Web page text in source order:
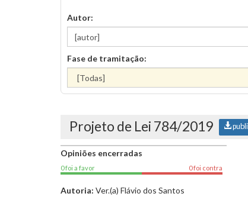
Autor:
Fase de tramitação:
Projeto de Lei 784/2019
Opiniões encerradas
0 foi a favor 0 foi contra
Autoria: Ver.(a) Flávio dos Santos